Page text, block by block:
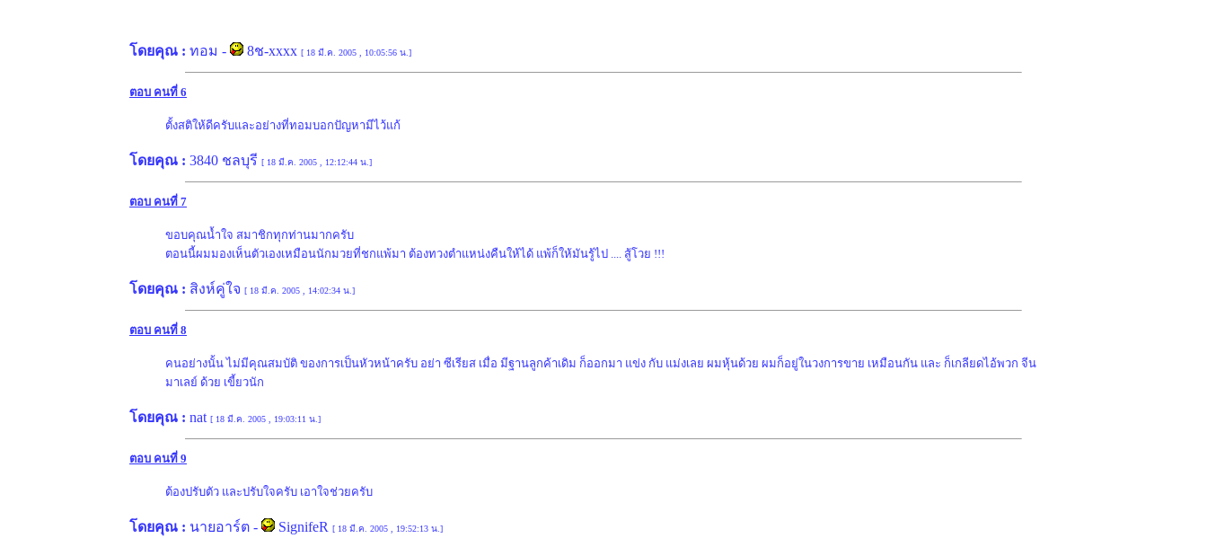
โดยคุณ : ทอม - 8ช-xxxx [ 18 มี.ค. 2005 , 10:05:56 น.]
ตอบ คนที่ 6
ตั้งสติให้ดีครับและอย่างที่ทอมบอกปัญหามีไว้แก้
โดยคุณ : 3840 ชลบุรี [ 18 มี.ค. 2005 , 12:12:44 น.]
ตอบ คนที่ 7
ขอบคุณน้ำใจ สมาชิกทุกท่านมากครับ
ตอนนี้ผมมองเห็นตัวเองเหมือนนักมวยที่ชกแพ้มา ต้องทวงตำแหน่งคืนให้ได้ แพ้ก็ให้มันรู้ไป .... สู้โวย !!!
โดยคุณ : สิงห์คู่ใจ [ 18 มี.ค. 2005 , 14:02:34 น.]
ตอบ คนที่ 8
คนอย่างนั้น ไม่มีคุณสมบัติ ของการเป็นหัวหน้าครับ อย่า ซีเรียส เมื่อ มีฐานลูกค้าเดิม ก็ออกมา แข่ง กับ แม่งเลย ผมหุ้นด้วย ผมก็อยู่ในวงการขาย เหมือนกัน และ ก็เกลียดไอ้พวก จีน
มาเลย์ ด้วย เขี้ยวนัก
โดยคุณ : nat [ 18 มี.ค. 2005 , 19:03:11 น.]
ตอบ คนที่ 9
ต้องปรับตัว และปรับใจครับ เอาใจช่วยครับ
โดยคุณ : นายอาร์ต - SignifeR [ 18 มี.ค. 2005 , 19:52:13 น.]